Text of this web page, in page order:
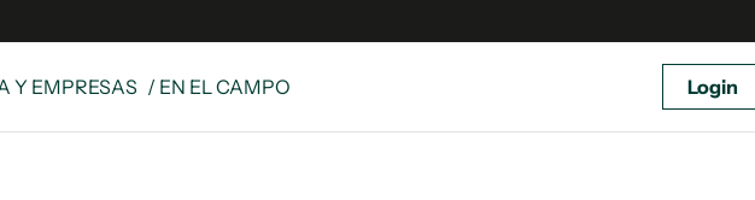
Y EMPRESAS / EN EL CAMPO Login